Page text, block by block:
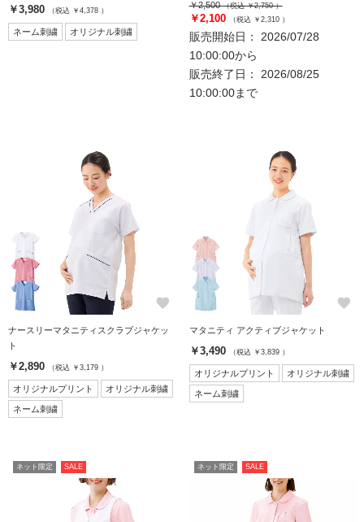
￥3,980 （税込 ￥4,378 ）
ネーム刺繍 オリジナル刺繍
￥2,500（税込 ￥2,750 ）
￥2,100 （税込 ￥2,310 ）
販売開始日： 2026/07/28
10:00:00から
販売終了日： 2026/08/25
10:00:00まで
favorite
ナースリーマタニティスクラブジャケッ
ト
￥2,890 （税込 ￥3,179 ）
オリジナルプリント オリジナル刺繍
ネーム刺繍
favorite
マタニティ アクティブジャケット
￥3,490 （税込 ￥3,839 ）
オリジナルプリント オリジナル刺繍
ネーム刺繍
ネット限定 SALE ネット限定 SALE